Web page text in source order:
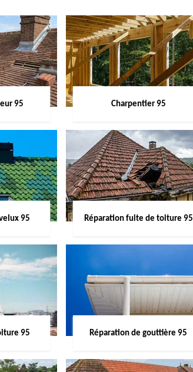
95 Charpentier 95
95 Réparation fuite de toiture 95
95 Réparation de gouttière 95